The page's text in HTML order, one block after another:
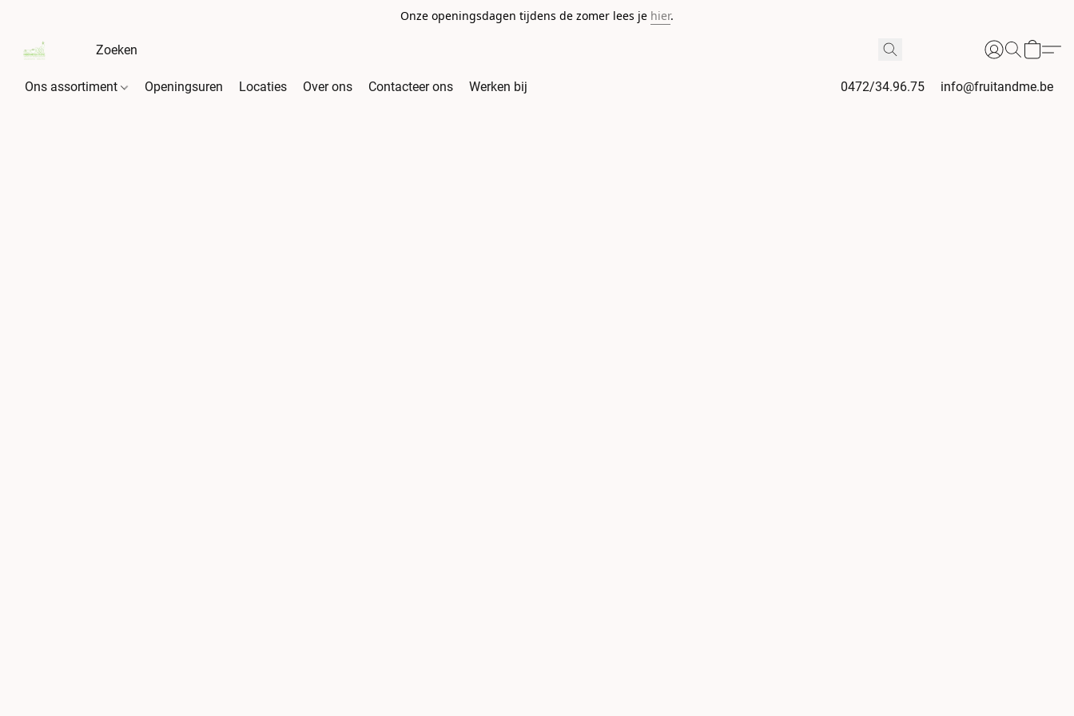
Onze openingsdagen tijdens de zomer lees je hier.
Ons assortiment Openingsuren Locaties Over ons Contacteer ons Werken bij 0472/34.96.75 info@fruitandme.be